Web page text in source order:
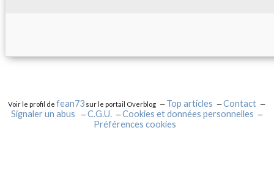
Voir le profil defean73 sur le portail Overblog Top articles
Contact
Signaler un abus
C.G.U.
Cookies et données personnelles
Préférences cookies